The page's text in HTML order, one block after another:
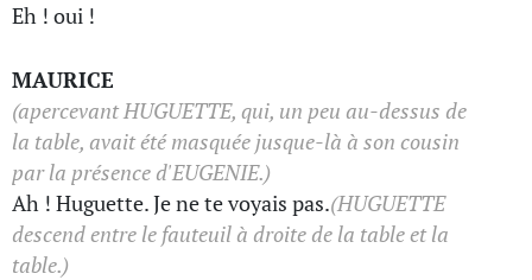
Eh ! oui !
MAURICE
(apercevant HUGUETTE, qui, un peu au-dessus de
la table, avait été masquée jusque-là à son cousin
par la présence d'EUGENIE.)
Ah ! Huguette. Je ne te voyais pas.(HUGUETTE
descend entre le fauteuil à droite de la table et la
table.)